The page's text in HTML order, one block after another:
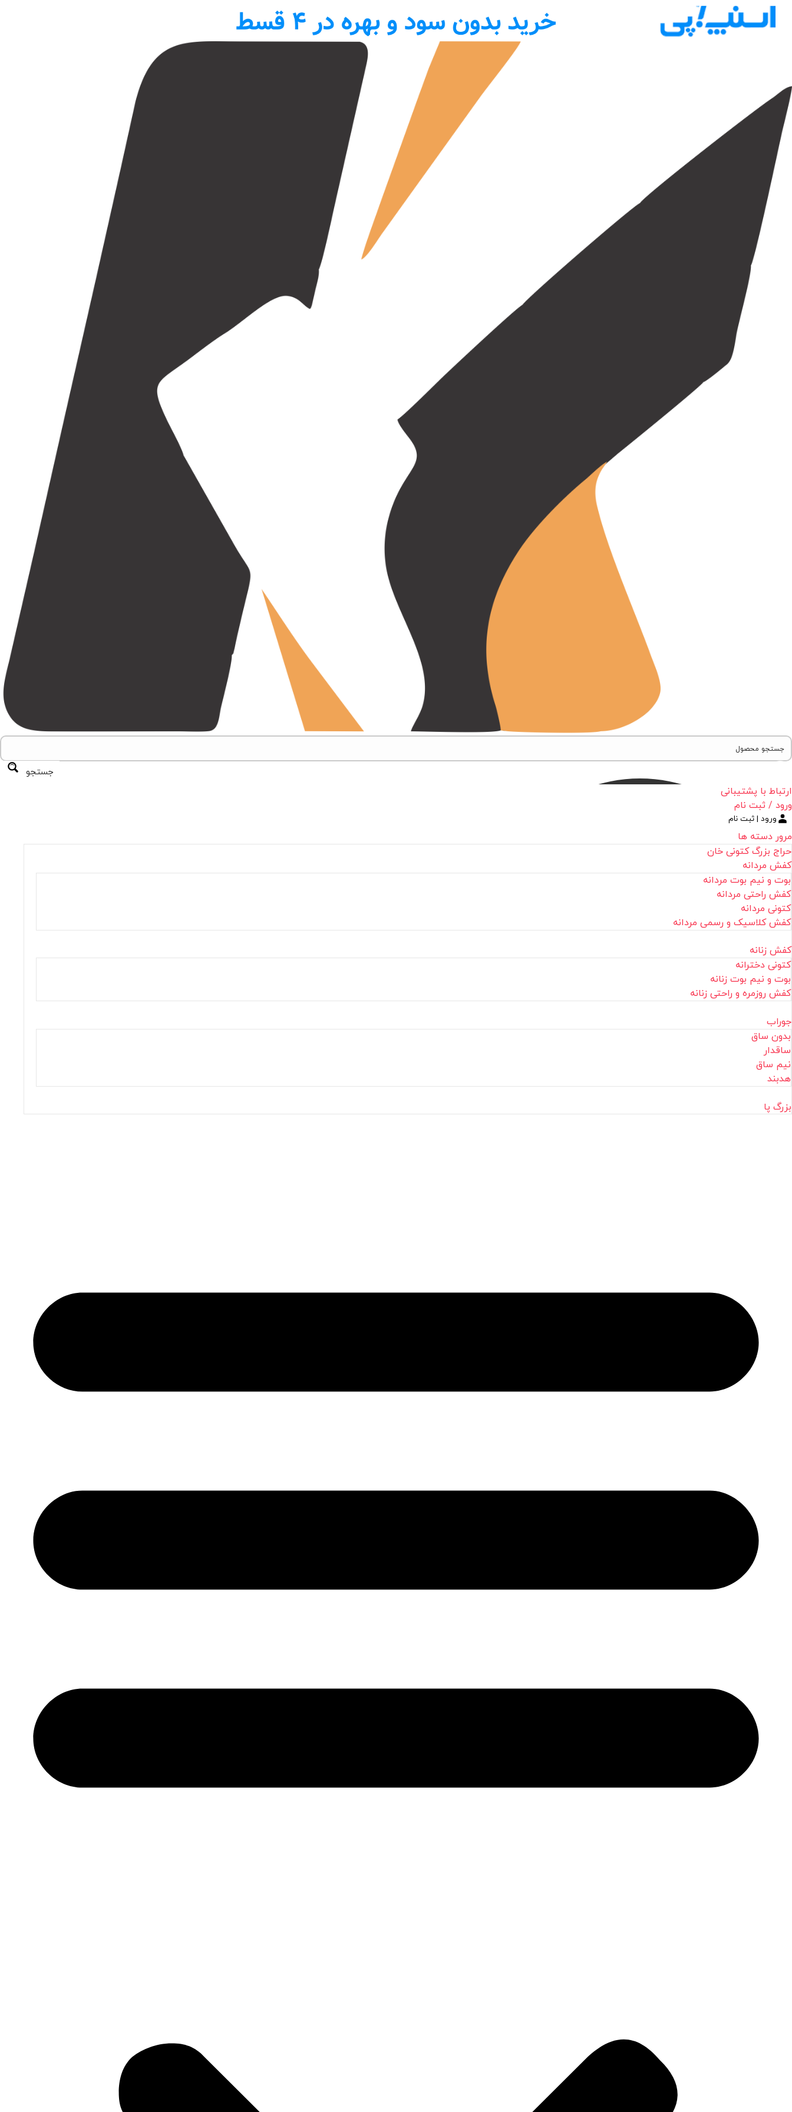
جستجو
ارتباط با پشتیبانی
ورود / ثبت نام
ورود | ثبت نام
مرور دسته ها
حراج بزرگ کتونی خان
کفش مردانه
بوت و نیم بوت مردانه
کفش راحتی مردانه
کتونی مردانه
کفش کلاسیک و رسمی مردانه
کفش زنانه
کتونی دخترانه
بوت و نیم بوت زنانه
کفش روزمره و راحتی زنانه
جوراب
بدون ساق
ساقدار
نیم ساق
هدبند
بزرگ پا